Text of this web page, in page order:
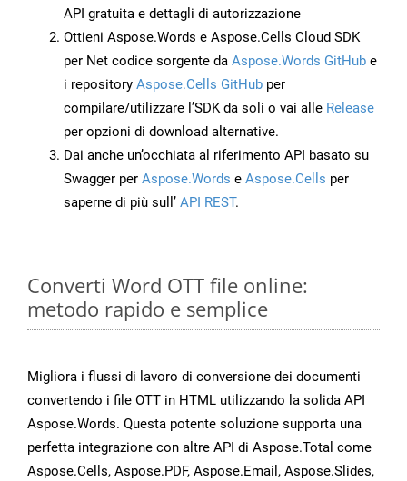
API gratuita e dettagli di autorizzazione
Ottieni Aspose.Words e Aspose.Cells Cloud SDK
per Net codice sorgente da Aspose.Words GitHub e
i repository Aspose.Cells GitHub per
compilare/utilizzare l’SDK da soli o vai alle Release
per opzioni di download alternative.
Dai anche un’occhiata al riferimento API basato su
Swagger per Aspose.Words e Aspose.Cells per
saperne di più sull’ API REST.
Converti Word OTT file online:
metodo rapido e semplice
Migliora i flussi di lavoro di conversione dei documenti
convertendo i file OTT in HTML utilizzando la solida API
Aspose.Words. Questa potente soluzione supporta una
perfetta integrazione con altre API di Aspose.Total come
Aspose.Cells, Aspose.PDF, Aspose.Email, Aspose.Slides,